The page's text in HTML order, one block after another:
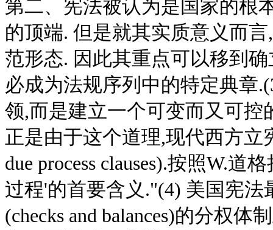
第二、宪法被认为是国家的根
的顶端. 但是就其实质意义而
范形态. 因此其重点可以移到
必成为法规序列中的特定典章
领,而是建立一个可变而又可控
正是由于这个道理,现代西方
due process clauses).按照W.
过程'的首要含义."(4) 美国宪
(checks and balances)的分权